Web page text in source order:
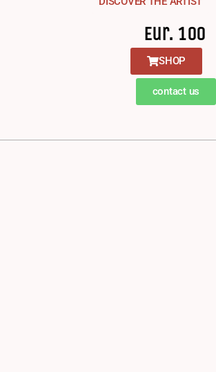
Eur. 100
SHOP
contact us